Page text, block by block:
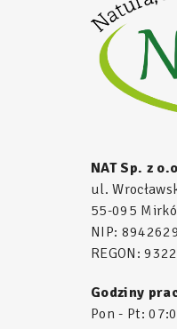
NAT Sp. z
ul.
55-095
NIP:
REGON:
Godziny
Pon - Pt: